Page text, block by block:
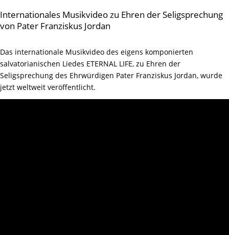
Internationales Musikvideo zu Ehren der Seligsprechung
von Pater Franziskus Jordan
Das internationale Musikvideo des eigens komponierten
salvatorianischen Liedes ETERNAL LIFE, zu Ehren der
Seligsprechung des Ehrwürdigen Pater Franziskus Jordan, wurde
jetzt weltweit veröffentlicht.